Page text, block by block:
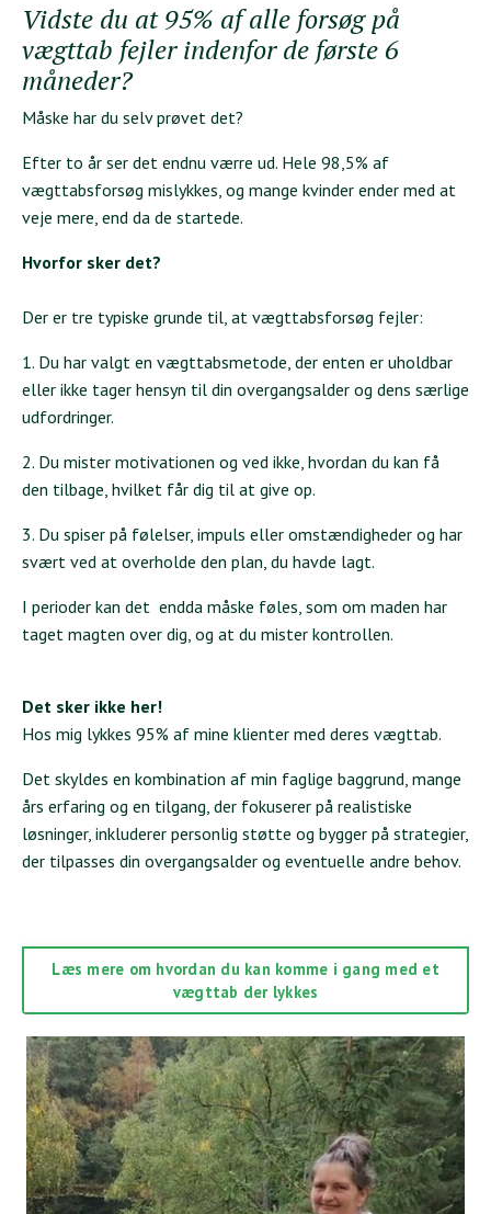
Vidste du at 95% af alle forsøg på
vægttab fejler indenfor de første 6
måneder?
Måske har du selv prøvet det?
Efter to år ser det endnu værre ud. Hele 98,5% af
vægttabsforsøg mislykkes, og mange kvinder ender med at
veje mere, end da de startede.
Hvorfor sker det?
Der er tre typiske grunde til, at vægttabsforsøg fejler:
1. Du har valgt en vægttabsmetode, der enten er uholdbar
eller ikke tager hensyn til din overgangsalder og dens særlige
udfordringer.
2. Du mister motivationen og ved ikke, hvordan du kan få
den tilbage, hvilket får dig til at give op.
3. Du spiser på følelser, impuls eller omstændigheder og har
svært ved at overholde den plan, du havde lagt.
I perioder kan det endda måske føles, som om maden har
taget magten over dig, og at du mister kontrollen.
Det sker ikke her!
Hos mig lykkes 95% af mine klienter med deres vægttab.
Det skyldes en kombination af min faglige baggrund, mange
års erfaring og en tilgang, der fokuserer på realistiske
løsninger, inkluderer personlig støtte og bygger på strategier,
der tilpasses din overgangsalder og eventuelle andre behov.
Læs mere om hvordan du kan komme i gang med et
vægttab der lykkes